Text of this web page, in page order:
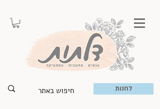
לחנות